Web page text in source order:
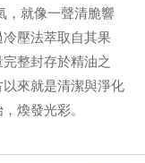
，就像一聲清脆響
壓法萃取自其果
整封存於精油之
來就是清潔與淨化
煥發光彩。